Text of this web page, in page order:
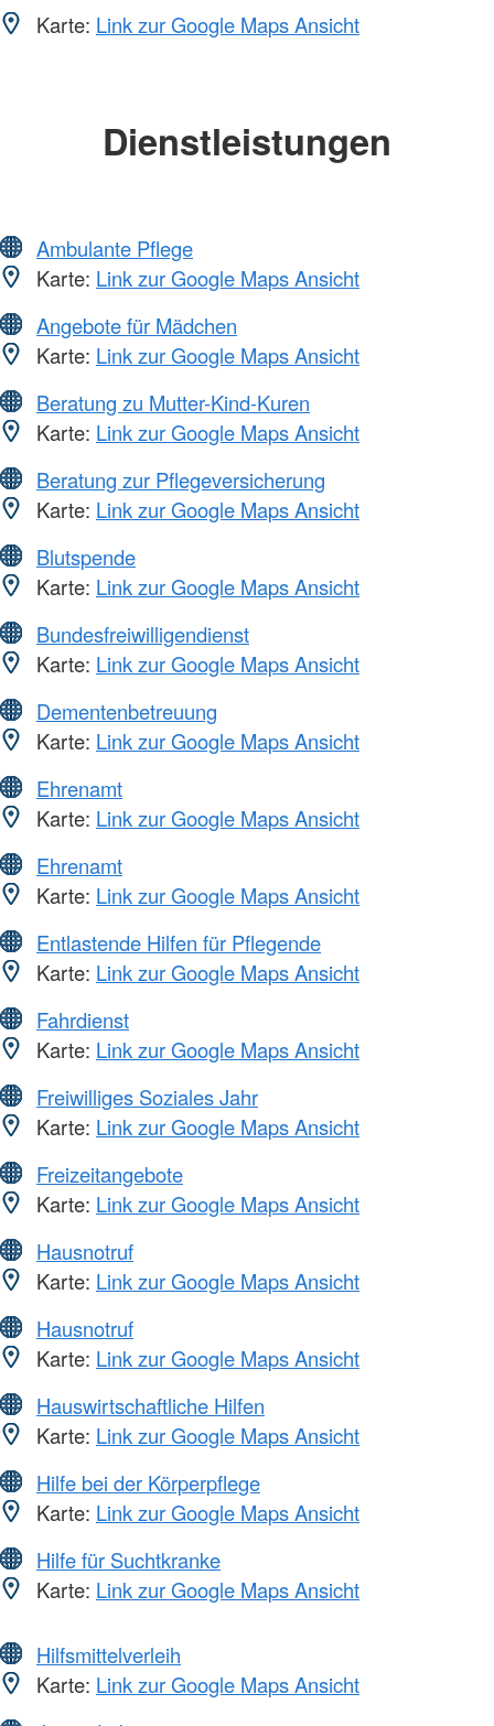
Karte: Link zur Google Maps Ansicht
Dienstleistungen
Ambulante Pflege
Karte: Link zur Google Maps Ansicht
Angebote für Mädchen
Karte: Link zur Google Maps Ansicht
Beratung zu Mutter-Kind-Kuren
Karte: Link zur Google Maps Ansicht
Beratung zur Pflegeversicherung
Karte: Link zur Google Maps Ansicht
Blutspende
Karte: Link zur Google Maps Ansicht
Bundesfreiwilligendienst
Karte: Link zur Google Maps Ansicht
Dementenbetreuung
Karte: Link zur Google Maps Ansicht
Ehrenamt
Karte: Link zur Google Maps Ansicht
Ehrenamt
Karte: Link zur Google Maps Ansicht
Entlastende Hilfen für Pflegende
Karte: Link zur Google Maps Ansicht
Fahrdienst
Karte: Link zur Google Maps Ansicht
Freiwilliges Soziales Jahr
Karte: Link zur Google Maps Ansicht
Freizeitangebote
Karte: Link zur Google Maps Ansicht
Hausnotruf
Karte: Link zur Google Maps Ansicht
Hausnotruf
Karte: Link zur Google Maps Ansicht
Hauswirtschaftliche Hilfen
Karte: Link zur Google Maps Ansicht
Hilfe bei der Körperpflege
Karte: Link zur Google Maps Ansicht
Hilfe für Suchtkranke
Karte: Link zur Google Maps Ansicht
Hilfsmittelverleih
Karte: Link zur Google Maps Ansicht